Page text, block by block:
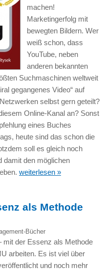
machen!
Marketingerfolg mit
bewegten Bildern. Wer
weiß schon, dass
YouTube, neben
anderen bekannten
Suchmaschinen weltweit
gegangenes Video“ auf
selbst gern geteilt?
Online-Kanal an? Sonst
eines Buches
heute sind das schon die
soll es gleich noch
damit den möglichen
weiterlesen »
als Methode
Bücher
mit der Essenz als Methode
arbeiten. Es ist viel über
und noch mehr